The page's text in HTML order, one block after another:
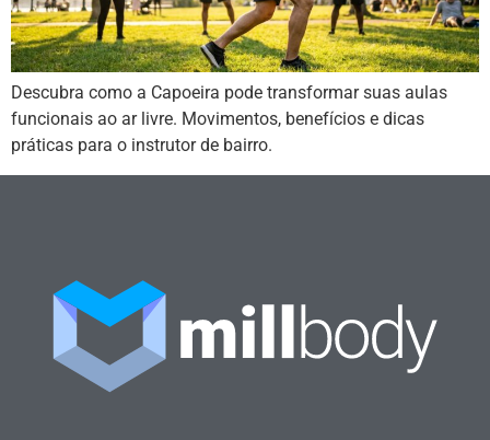
Descubra como a Capoeira pode transformar suas aulas
funcionais ao ar livre. Movimentos, benefícios e dicas
práticas para o instrutor de bairro.